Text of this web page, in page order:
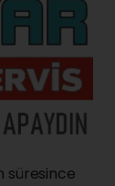
süresince